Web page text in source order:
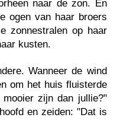
naar de zon. En
ogen van haar broers
zonnestralen op haar
kusten.
Wanneer de wind
om het huis fluisterde
zijn dan jullie?"
en zeiden: "Dat is